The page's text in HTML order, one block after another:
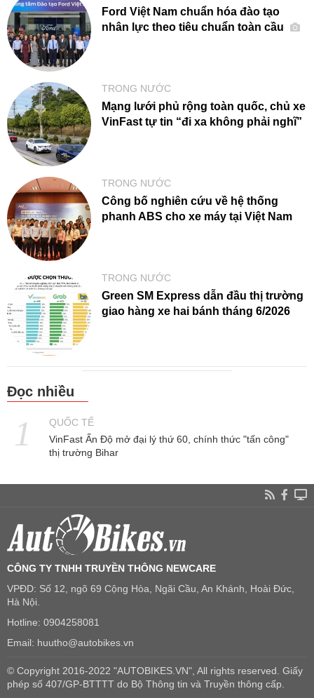
Ford Việt Nam chuẩn hóa đào tạo
nhân lực theo tiêu chuẩn toàn cầu
TRONG NƯỚC
Mạng lưới phủ rộng toàn quốc, chủ xe
VinFast tự tin “đi xa không phải nghĩ”
TRONG NƯỚC
Công bố nghiên cứu về hệ thống
phanh ABS cho xe máy tại Việt Nam
TRONG NƯỚC
Green SM Express dẫn đầu thị trường
giao hàng xe hai bánh tháng 6/2026
Đọc nhiều
QUỐC TẾ
VinFast Ấn Độ mở đại lý thứ 60, chính thức "tấn công"
thị trường Bihar
CÔNG TY TNHH TRUYỀN THÔNG NEWCARE
VPĐD: Số 12, ngõ 69 Cộng Hòa, Ngãi Cầu, An Khánh, Hoài Đức,
Hà Nội.
Hotline: 0904258081
Email: huutho@autobikes.vn
© Copyright 2016-2022 "AUTOBIKES.VN", All rights reserved. Giấy
phép số 407/GP-BTTTT do Bộ Thông tin và Truyền thông cấp.